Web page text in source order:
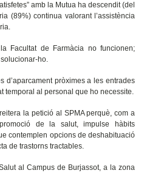
amb la Mutua ha descendit (del
(89%) continua valorant l’assistència
Facultat de Farmàcia no funcionen;
solucionar-ho.
d’aparcament pròximes a les entrades
temporal al personal que ho necessite.
la petició al SPMA perquè, com a
de la salut, impulse hàbits
contemplen opcions de deshabituació
de trastorns tractables.
al Campus de Burjassot, a la zona